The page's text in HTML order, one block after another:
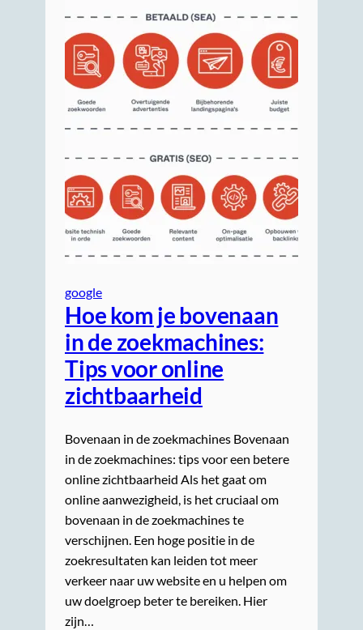
google
Hoe kom je bovenaan
in de zoekmachines:
Tips voor online
zichtbaarheid
Bovenaan in de zoekmachines Bovenaan
in de zoekmachines: tips voor een betere
online zichtbaarheid Als het gaat om
online aanwezigheid, is het cruciaal om
bovenaan in de zoekmachines te
verschijnen. Een hoge positie in de
zoekresultaten kan leiden tot meer
verkeer naar uw website en u helpen om
uw doelgroep beter te bereiken. Hier
zijn…